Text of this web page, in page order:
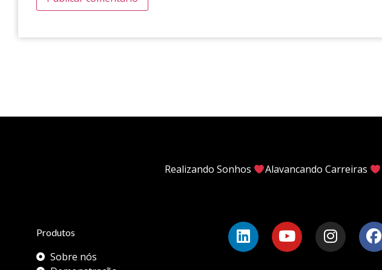
Produtos
Sobre nós
Realizando Sonhos Alavancando Carreiras